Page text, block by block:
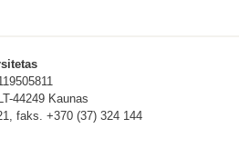
44249 Kaunas
faks. +370 (37) 324 144